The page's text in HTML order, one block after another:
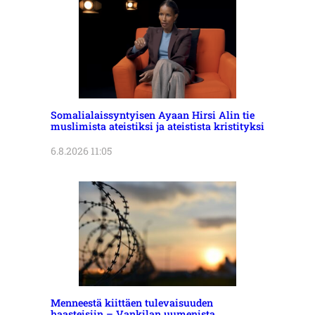
Somalialaissyntyisen Ayaan Hirsi Alin tie
muslimista ateistiksi ja ateistista kristityksi
6.8.2026 11:05
Menneestä kiittäen tulevaisuuden